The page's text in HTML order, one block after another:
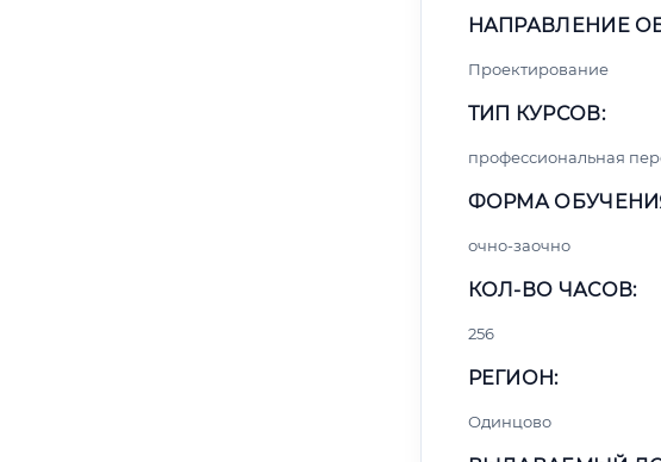
НАПРАВЛЕНИЕ
Проектирование
ТИП КУРСОВ:
профессиональная
ФОРМА
очно-заочно
КОЛ-ВО ЧАСОВ:
256
РЕГИОН:
Одинцово